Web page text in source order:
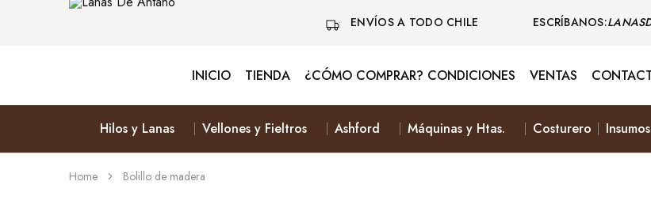
ENVÍOS A TODO CHILE ESCRÍBANOS:
Antaño
&
INICIO TIENDA ¿CÓMO COMPRAR? CONDICIONES VENTAS
Hilos y Lanas Vellones y Fieltros Ashford Máquinas y Htas. Costurero Insumos
Home Bolillo de madera